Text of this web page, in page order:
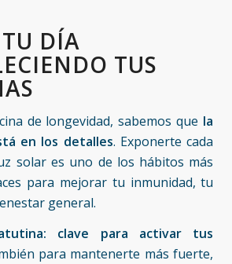
DÍA
TUS
de longevidad, sabemos que la
en los detalles. Exponerte cada
solar es uno de los hábitos más
para mejorar tu inmunidad, tu
general.
clave para activar tus
para mantenerte más fuerte,